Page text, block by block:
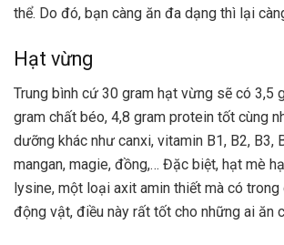
thể. Do đó, bạn càng ăn đa dạng thì lại
Hạt vừng
Trung bình cứ 30 gram hạt vừng sẽ có 3,5
gram chất béo, 4,8 gram protein tốt cùng
dưỡng khác như canxi, vitamin B1, B2, B3,
mangan, magie, đồng,… Đặc biệt, hạt mè
lysine, một loại axit amin thiết mà có
động vật, điều này rất tốt cho những ai ăn